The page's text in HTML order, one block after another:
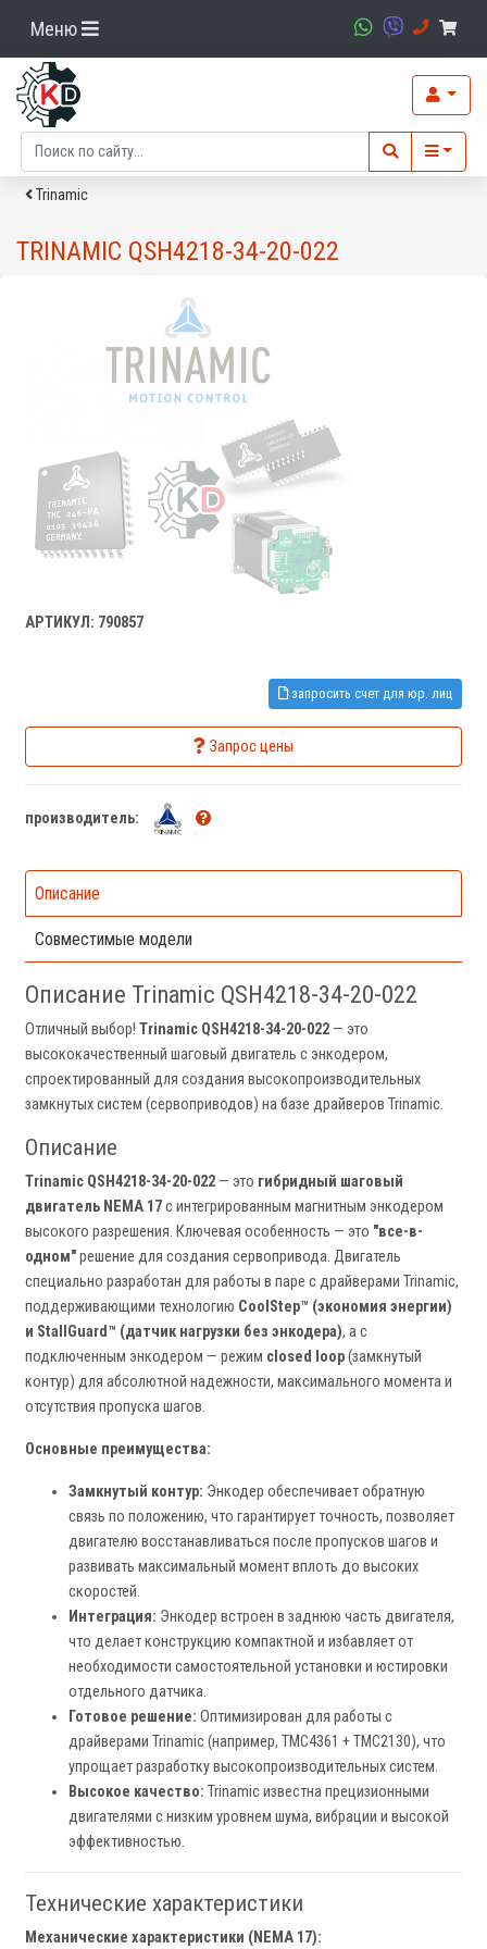
Меню
Trinamic
TRINAMIC QSH4218-34-20-022
АРТИКУЛ: 790857
запросить счет для юр. лиц
Запрос цены
производитель:
Описание
Совместимые модели
Описание Trinamic QSH4218-34-20-022
Отличный выбор! Trinamic QSH4218-34-20-022 — это
высококачественный шаговый двигатель с энкодером,
спроектированный для создания высокопроизводительных
замкнутых систем (сервоприводов) на базе драйверов Trinamic.
Описание
Trinamic QSH4218-34-20-022 — это гибридный шаговый
двигатель NEMA 17с интегрированным магнитным энкодером
высокого разрешения. Ключевая особенность — это "все-в-
одном"решение для создания сервопривода. Двигатель
специально разработан для работы в паре с драйверами Trinamic,
поддерживающими технологию CoolStep™ (экономия энергии)
и StallGuard™ (датчик нагрузки без энкодера), а с
подключенным энкодером — режим closed loop(замкнутый
контур) для абсолютной надежности, максимального момента и
отсутствия пропуска шагов.
Основные преимущества:
Замкнутый контур: Энкодер обеспечивает обратную
связь по положению, что гарантирует точность, позволяет
двигателю восстанавливаться после пропусков шагов и
развивать максимальный момент вплоть до высоких
скоростей.
Интеграция: Энкодер встроен в заднюю часть двигателя,
что делает конструкцию компактной и избавляет от
необходимости самостоятельной установки и юстировки
отдельного датчика.
Готовое решение: Оптимизирован для работы с
драйверами Trinamic (например, TMC4361 + TMC2130), что
упрощает разработку высокопроизводительных систем.
Высокое качество: Trinamic известна прецизионными
двигателями с низким уровнем шума, вибрации и высокой
эффективностью.
Технические характеристики
Механические характеристики (NEMA 17):